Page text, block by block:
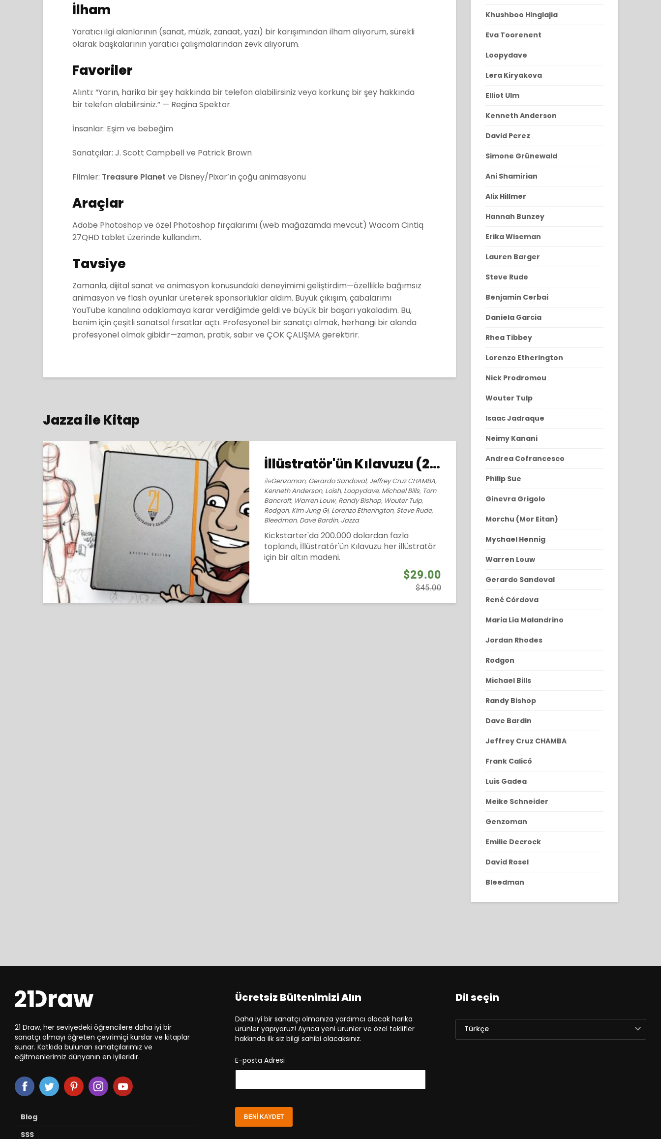
İlham
Yaratıcı ilgi alanlarının (sanat, müzik, zanaat, yazı) bir karışımından ilham alıyorum, sürekli
olarak başkalarının yaratıcı çalışmalarından zevk alıyorum.
Favoriler
Alıntı: “Yarın, harika bir şey hakkında bir telefon alabilirsiniz veya korkunç bir şey hakkında
bir telefon alabilirsiniz.” — Regina Spektor
İnsanlar: Eşim ve bebeğim
Sanatçılar: J. Scott Campbell ve Patrick Brown
Filmler: Treasure Planet ve Disney/Pixar’ın çoğu animasyonu
Araçlar
Adobe Photoshop ve özel Photoshop fırçalarımı (web mağazamda mevcut) Wacom Cintiq
27QHD tablet üzerinde kullandım.
Tavsiye
Zamanla, dijital sanat ve animasyon konusundaki deneyimimi geliştirdim—özellikle bağımsız
animasyon ve flash oyunlar üreterek sponsorluklar aldım. Büyük çıkışım, çabalarımı
YouTube kanalına odaklamaya karar verdiğimde geldi ve büyük bir başarı yakaladım. Bu,
benim için çeşitli sanatsal fırsatlar açtı. Profesyonel bir sanatçı olmak, herhangi bir alanda
profesyonel olmak gibidir—zaman, pratik, sabır ve ÇOK ÇALIŞMA gerektirir.
Jazza ile Kitap
İllüstratör'ün Kılavuzu (2016)
ileGenzoman, Gerardo Sandoval, Jeffrey Cruz CHAMBA,
Kenneth Anderson, Loish, Loopydave, Michael Bills, Tom
Bancroft, Warren Louw, Randy Bishop, Wouter Tulp,
Rodgon, Kim Jung Gi, Lorenzo Etherington, Steve Rude,
Bleedman, Dave Bardin, Jazza
Kickstarter'da 200.000 dolardan fazla
toplandı, İllüstratör'ün Kılavuzu her illüstratör
için bir altın madeni.
$29.00
$45.00
Khushboo Hinglajia
Eva Toorenent
Loopydave
Lera Kiryakova
Elliot Ulm
Kenneth Anderson
David Perez
Simone Grünewald
Ani Shamirian
Alix Hillmer
Hannah Bunzey
Erika Wiseman
Lauren Barger
Steve Rude
Benjamin Cerbai
Daniela Garcia
Rhea Tibbey
Lorenzo Etherington
Nick Prodromou
Wouter Tulp
Isaac Jadraque
Neimy Kanani
Andrea Cofrancesco
Philip Sue
Ginevra Grigolo
Morchu (Mor Eitan)
Mychael Hennig
Warren Louw
Gerardo Sandoval
René Córdova
Maria Lia Malandrino
Jordan Rhodes
Rodgon
Michael Bills
Randy Bishop
Dave Bardin
Jeffrey Cruz CHAMBA
Frank Calicó
Luis Gadea
Meike Schneider
Genzoman
Emilie Decrock
David Rosel
Bleedman
21 Draw, her seviyedeki öğrencilere daha iyi bir
sanatçı olmayı öğreten çevrimiçi kurslar ve kitaplar
sunar. Katkıda bulunan sanatçılarımız ve
eğitmenlerimiz dünyanın en iyileridir.
Blog
SSS
Ücretsiz Bültenimizi Alın
Daha iyi bir sanatçı olmanıza yardımcı olacak harika
ürünler yapıyoruz! Ayrıca yeni ürünler ve özel teklifler
hakkında ilk siz bilgi sahibi olacaksınız.
E-posta Adresi
BENI KAYDET
Dil seçin
Türkçe